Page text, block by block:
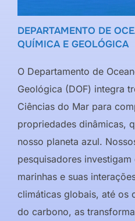
DEPARTAMENTO DE
QUÍMICA E GEOLÓGICA
O Departamento de
Geológica (DOF) integra
Ciências do Mar para
propriedades dinâmicas,
nosso planeta azul.
pesquisadores
marinhas e suas
climáticas globais, até os
do carbono, as